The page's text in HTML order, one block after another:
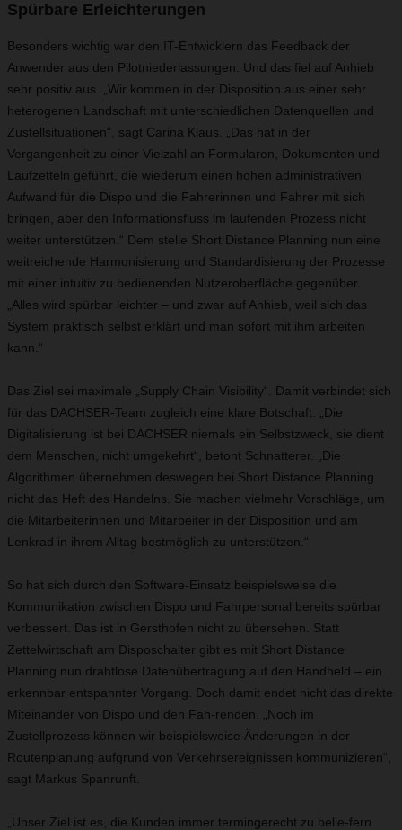
Spürbare Erleichterungen
Besonders wichtig war den IT-Entwicklern das Feedback der
Anwender aus den Pilotniederlassungen. Und das fiel auf Anhieb
sehr positiv aus. „Wir kommen in der Disposition aus einer sehr
heterogenen Landschaft mit unterschiedlichen Datenquellen und
Zustellsituationen“, sagt Carina Klaus. „Das hat in der
Vergangenheit zu einer Vielzahl an Formularen, Dokumenten und
Laufzetteln geführt, die wiederum einen hohen administrativen
Aufwand für die Dispo und die Fahrerinnen und Fahrer mit sich
bringen, aber den Informationsfluss im laufenden Prozess nicht
weiter unterstützen.“ Dem stelle Short Distance Planning nun eine
weitreichende Harmonisierung und Standardisierung der Prozesse
mit einer intuitiv zu bedienenden Nutzeroberfläche gegenüber.
„Alles wird spürbar leichter – und zwar auf Anhieb, weil sich das
System praktisch selbst erklärt und man sofort mit ihm arbeiten
kann.“
Das Ziel sei maximale „Supply Chain Visibility“. Damit verbindet sich
für das DACHSER-Team zugleich eine klare Botschaft. „Die
Digitalisierung ist bei DACHSER niemals ein Selbstzweck, sie dient
dem Menschen, nicht umgekehrt“, betont Schnatterer. „Die
Algorithmen übernehmen deswegen bei Short Distance Planning
nicht das Heft des Handelns. Sie machen vielmehr Vorschläge, um
die Mitarbeiterinnen und Mitarbeiter in der Disposition und am
Lenkrad in ihrem Alltag bestmöglich zu unterstützen.“
So hat sich durch den Software-Einsatz beispielsweise die
Kommunikation zwischen Dispo und Fahrpersonal bereits spürbar
verbessert. Das ist in Gersthofen nicht zu übersehen. Statt
Zettelwirtschaft am Disposchalter gibt es mit Short Distance
Planning nun drahtlose Datenübertragung auf den Handheld – ein
erkennbar entspannter Vorgang. Doch damit endet nicht das direkte
Miteinander von Dispo und den Fah-renden. „Noch im
Zustellprozess können wir beispielsweise Änderungen in der
Routenplanung aufgrund von Verkehrsereignissen kommunizieren“,
sagt Markus Spanrunft.
„Unser Ziel ist es, die Kunden immer termingerecht zu belie-fern